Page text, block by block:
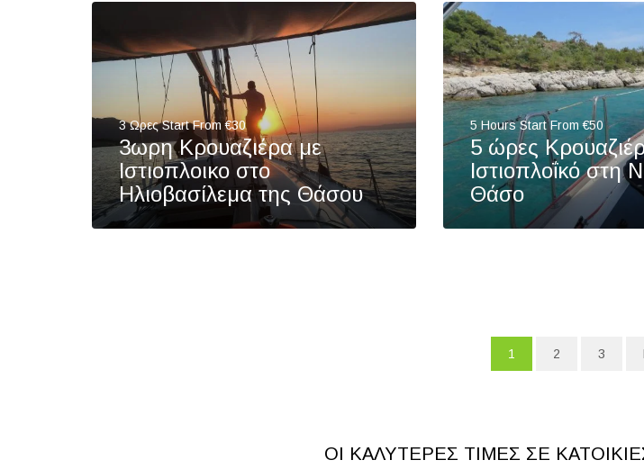
3 Ωρες Start From €30
3ωρη Κρουαζιέρα με
Ιστιοπλοικο στο
Ηλιοβασίλεμα της Θάσου
5 Hours Start From €50
5 ώρες
Ιστιοπλοΐκό στη
Θάσο
1 2 3
ΟΙ ΚΑΛΥΤΕΡΕΣ ΤΙΜΕΣ ΣΕ